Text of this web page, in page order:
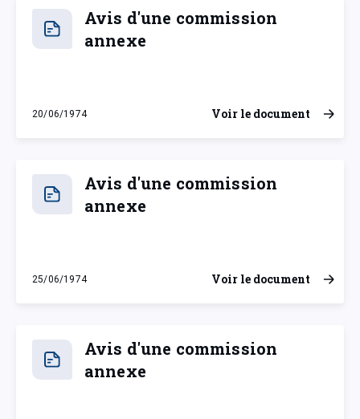
Avis d'une commission
annexe
20/06/1974
jeudi 20 juin 1974
Voir le document
Avis d'une commission
annexe
25/06/1974
mardi 25 juin 1974
Voir le document
Avis d'une commission
annexe